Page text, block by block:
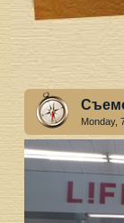
Monday,